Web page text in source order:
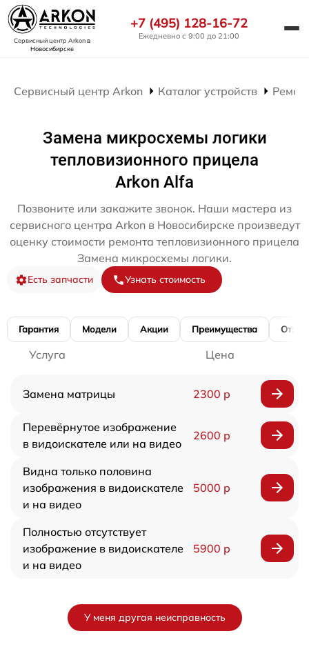
Сервисный центр Arkonв
Новосибирске
+7 (495) 128-16-72
Ежедневно с 9:00 до 21:00
Сервисный центр Arkon Каталог устройств
Замена микросхемы логики
тепловизионного прицела
Arkon Alfa
Позвоните или закажите звонок. Наши мастера из
сервисного центра Arkon в Новосибирске произведут
оценку стоимости ремонта тепловизионного прицела
Замена микросхемы логики.
Есть запчасти Узнать стоимость
Гарантия Модели Акции Преимущества
Услуга Цена
Замена матрицы 2300 р
Перевёрнутое изображение
в видоискателе или на видео
2600 р
Видна только половина
изображения в видоискателе
и на видео
5000 р
Полностью отсутствует
изображение в видоискателе
и на видео
5900 р
У меня другая неисправность